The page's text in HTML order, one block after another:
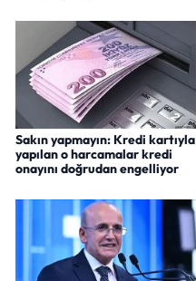
Sakın yapmayın: Kredi kartıyla
yapılan o harcamalar kredi
onayını doğrudan engelliyor